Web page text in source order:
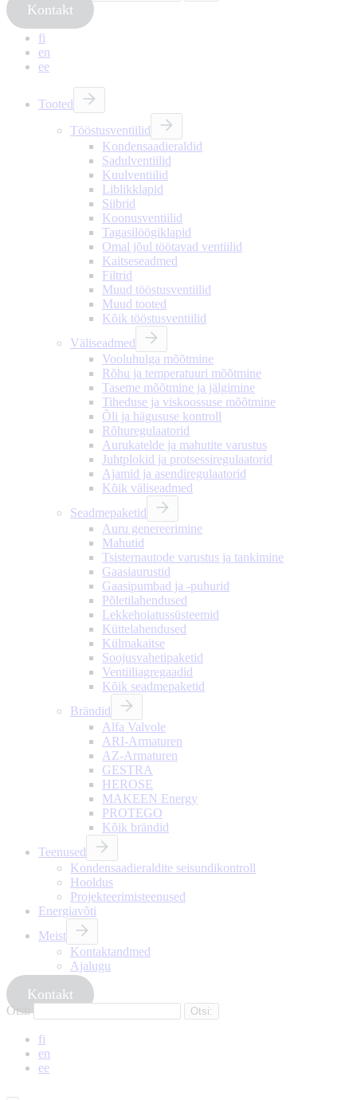
Kontakt
fi
en
ee
Tooted
Tööstusventiilid
Kondensaadieraldid
Sadulventiilid
Kuulventiilid
Liblikklapid
Siibrid
Koonusventiilid
Tagasilöögiklapid
Omal jõul töötavad ventiilid
Kaitseseadmed
Filtrid
Muud tööstusventiilid
Muud tooted
Kõik tööstusventiilid
Väliseadmed
Vooluhulga mõõtmine
Rõhu ja temperatuuri mõõtmine
Taseme mõõtmine ja jälgimine
Tiheduse ja viskoossuse mõõtmine
Õli ja hägususe kontroll
Rõhuregulaatorid
Aurukatelde ja mahutite varustus
Juhtplokid ja protsessiregulaatorid
Ajamid ja asendiregulaatorid
Kõik väliseadmed
Seadmepaketid
Auru genereerimine
Mahutid
Tsisternautode varustus ja tankimine
Gaasiaurustid
Gaasipumbad ja -puhurid
Põletilahendused
Lekkehoiatussüsteemid
Küttelahendused
Külmakaitse
Soojusvahetipaketid
Ventiiliagregaadid
Kõik seadmepaketid
Brändid
Alfa Valvole
ARI-Armaturen
AZ-Armaturen
GESTRA
HEROSE
MAKEEN Energy
PROTEGO
Kõik brändid
Teenused
Kondensaadieraldite seisundikontroll
Hooldus
Projekteerimisteenused
Energiavõti
Meist
Kontaktandmed
Ajalugu
Kontakt
Otsi:
fi
en
ee